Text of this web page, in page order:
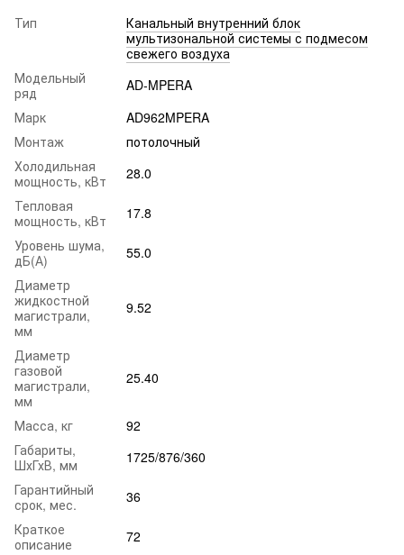
Тип
Канальный внутренний блок
мультизональной системы с подмесом
свежего воздуха
Модельный
ряд
AD-MPERA
Марк
AD962MPERA
Монтаж
потолочный
Холодильная
мощность, кВт
28.0
Тепловая
мощность, кВт
17.8
Уровень шума,
дБ(А)
55.0
Диаметр
жидкостной
магистрали,
мм
9.52
Диаметр
газовой
магистрали,
мм
25.40
Масса, кг
92
Габариты,
ШхГхВ, мм
1725/876/360
Гарантийный
срок, мес.
36
Краткое
описание
72